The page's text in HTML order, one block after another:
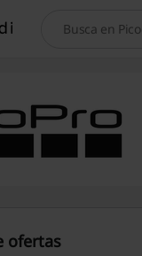
Buscar
ofertas